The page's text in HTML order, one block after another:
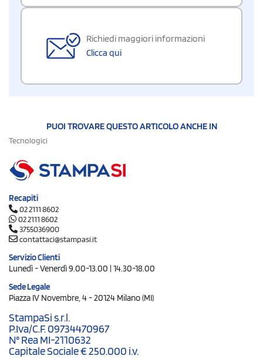
Richiedi maggiori informazioni
Clicca qui
PUOI TROVARE QUESTO ARTICOLO ANCHE IN
Tecnologici
Recapiti
02 2111 8602
02 2111 8602
3755036900
contattaci@stampasi.it
Servizio Clienti
Lunedì - Venerdì 9.00-13.00 | 14.30-18.00
Sede Legale
Piazza IV Novembre, 4 - 20124 Milano (MI)
StampaSi s.r.l.
P.Iva/C.F. 09734470967
N° Rea MI-2110632
Capitale Sociale € 250.000 i.v.